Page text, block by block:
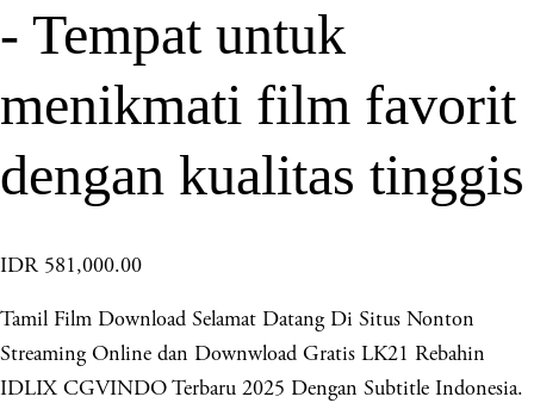
- Tempat untuk
menikmati film favorit
dengan kualitas tinggis
IDR 581,000.00
Tamil Film Download Selamat Datang Di Situs Nonton
Streaming Online dan Downwload Gratis LK21 Rebahin
IDLIX CGVINDO Terbaru 2025 Dengan Subtitle Indonesia.